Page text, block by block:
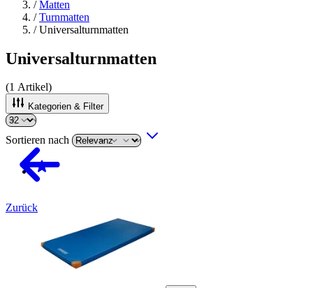
Zurück
/ Matten
/ Turnmatten
/ Universalturnmatten
Universalturnmatten
(1 Artikel)
Kategorien & Filter
Sortieren nach